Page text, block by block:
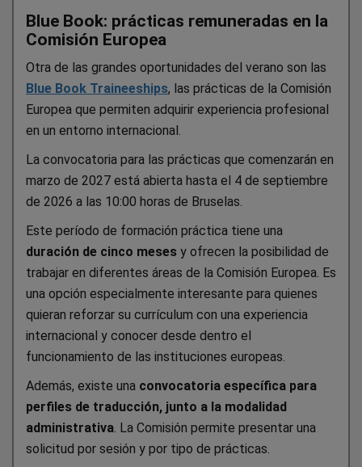
Blue Book: prácticas remuneradas en la
Comisión Europea
Otra de las grandes oportunidades del verano son las
Blue Book Traineeships, las prácticas de la Comisión
Europea que permiten adquirir experiencia profesional
en un entorno internacional.
La convocatoria para las prácticas que comenzarán en
marzo de 2027 está abierta hasta el 4 de septiembre
de 2026 a las 10:00 horas de Bruselas.
Este período de formación práctica tiene una
duración de cinco meses y ofrecen la posibilidad de
trabajar en diferentes áreas de la Comisión Europea. Es
una opción especialmente interesante para quienes
quieran reforzar su currículum con una experiencia
internacional y conocer desde dentro el
funcionamiento de las instituciones europeas.
Además, existe una convocatoria específica para
perfiles de traducción, junto a la modalidad
administrativa. La Comisión permite presentar una
solicitud por sesión y por tipo de prácticas.